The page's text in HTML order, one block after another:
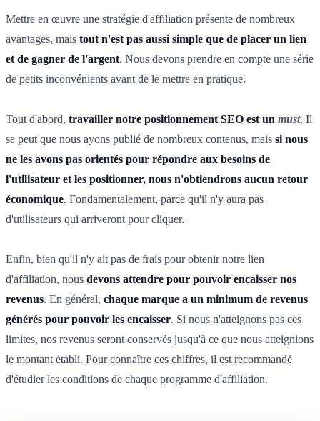
Mettre en œuvre une stratégie d'affiliation présente de nombreux
avantages, mais tout n'est pas aussi simple que de placer un lien
et de gagner de l'argent. Nous devons prendre en compte une série
de petits inconvénients avant de le mettre en pratique.
Tout d'abord, travailler notre positionnement SEO est un must. Il
se peut que nous ayons publié de nombreux contenus, mais si nous
ne les avons pas orientés pour répondre aux besoins de
l'utilisateur et les positionner, nous n'obtiendrons aucun retour
économique. Fondamentalement, parce qu'il n'y aura pas
d'utilisateurs qui arriveront pour cliquer.
Enfin, bien qu'il n'y ait pas de frais pour obtenir notre lien
d'affiliation, nous devons attendre pour pouvoir encaisser nos
revenus. En général, chaque marque a un minimum de revenus
générés pour pouvoir les encaisser. Si nous n'atteignons pas ces
limites, nos revenus seront conservés jusqu'à ce que nous atteignions
le montant établi. Pour connaître ces chiffres, il est recommandé
d'étudier les conditions de chaque programme d'affiliation.